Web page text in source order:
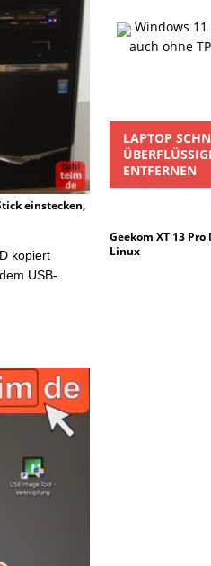
einstecken,
kopiert
USB-
Windows 11
auch ohne
LAPTOP
ENTFERNEN
Geekom XT 13
Linux